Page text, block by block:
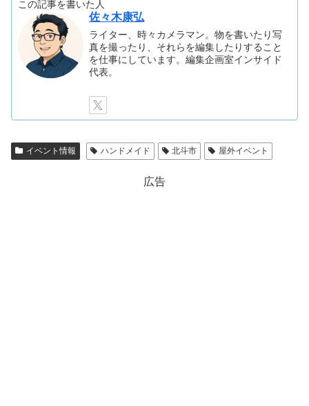
この記事を書いた人
佐々木康弘
ライター、時々カメラマン。物を書いたり写
真を撮ったり、それらを編集したりすること
を仕事にしています。編集企画室インサイド
代表。
イベント情報 ハンドメイド 北斗市 屋外イベント
広告